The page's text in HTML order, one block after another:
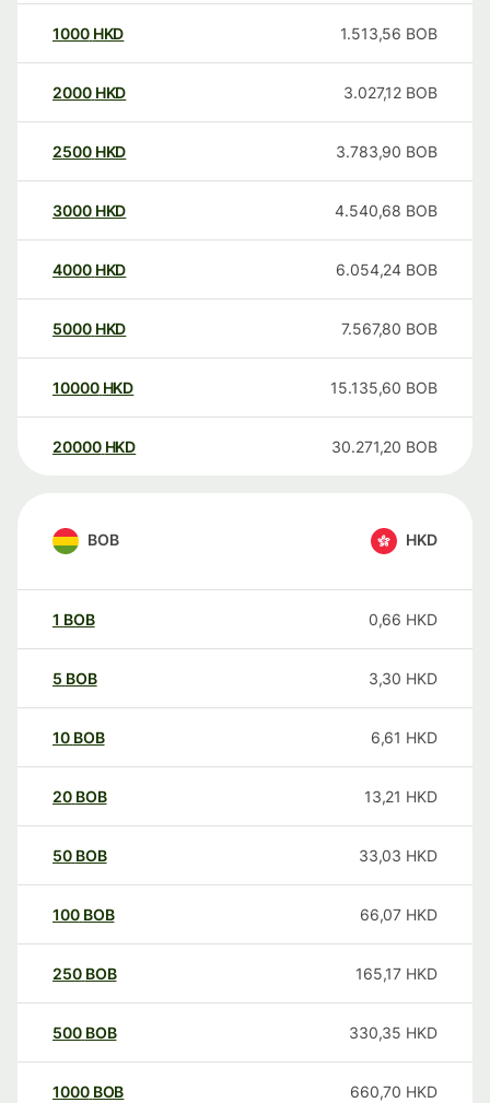
1000 HKD 1.513,56 BOB
2000 HKD 3.027,12 BOB
2500 HKD 3.783,90 BOB
3000 HKD 4.540,68 BOB
4000 HKD 6.054,24 BOB
5000 HKD 7.567,80 BOB
10000 HKD 15.135,60 BOB
20000 HKD 30.271,20 BOB
BOB HKD
1 BOB 0,66 HKD
5 BOB 3,30 HKD
10 BOB 6,61 HKD
20 BOB 13,21 HKD
50 BOB 33,03 HKD
100 BOB 66,07 HKD
250 BOB 165,17 HKD
500 BOB 330,35 HKD
1000 BOB 660,70 HKD